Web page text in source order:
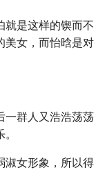
就是这样的锲而不
美女，而怡晗是对
一群人又浩浩荡荡
淑女形象，所以得